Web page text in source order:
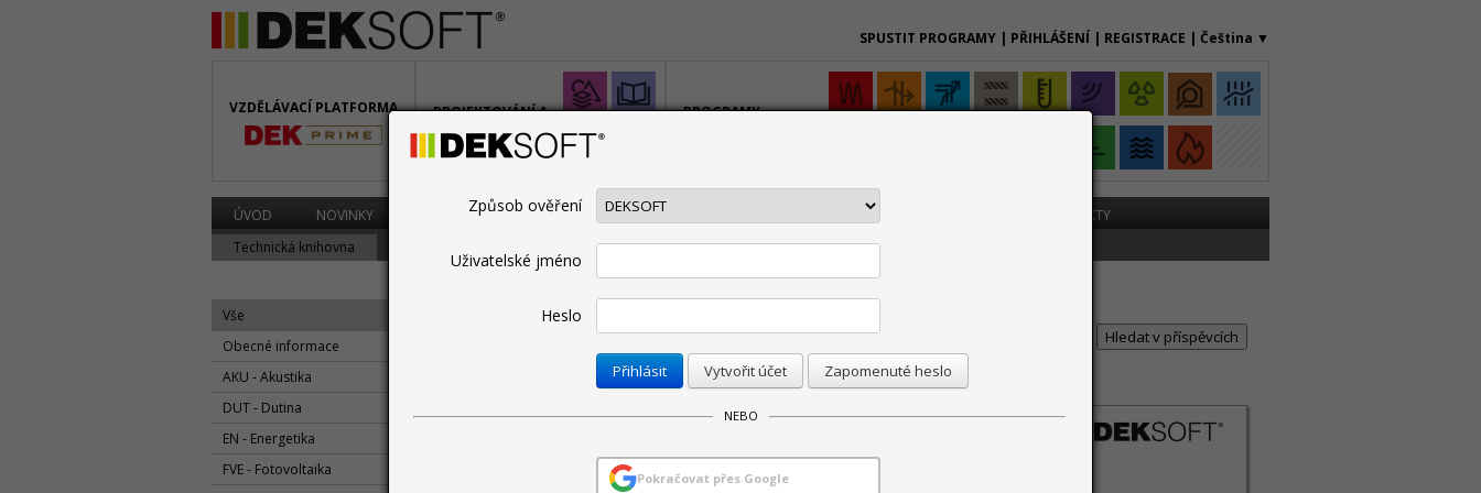
Způsob ověření
Uživatelské jméno
Heslo
Vytvořit účet Zapomenuté heslo
NEBO
Pokračovat přes Google
SPUSTIT PROGRAMY | PŘIHLÁŠENÍ | REGISTRACE | Čeština ▼
VZDĚLÁVACÍ PLATFORMA
PROJEKTOVÁNÍ A
BIM
PROGRAMY
ÚVOD NOVINKY PROGRAMY CENÍK PODPORA
KONTAKTY
Technická knihovna
Technická podpora Manuály
Vše
Obecné informace
AKU - Akustika
DUT - Dutina
EN - Energetika
FVE - Fotovoltaika
Omezit pro:
26. 5. 2026 | Autor: Martin Varga